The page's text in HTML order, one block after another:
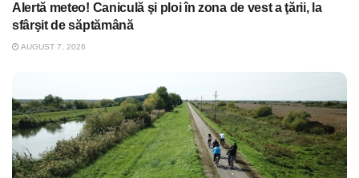
Alertă meteo! Caniculă şi ploi în zona de vest a ţării, la
sfârşit de săptămână
AUGUST 7, 2026